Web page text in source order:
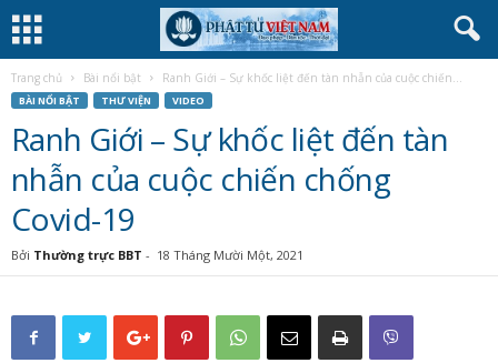
Trang chủ Bài nổi bật Ranh Giới – Sự khốc liệt đến tàn nhẫn của cuộc chiến...
BÀI NỔI BẬT THƯ VIỆN VIDEO
Ranh Giới – Sự khốc liệt đến tàn
nhẫn của cuộc chiến chống
Covid-19
Bởi Thường trực BBT - 18 Tháng Mười Một, 2021